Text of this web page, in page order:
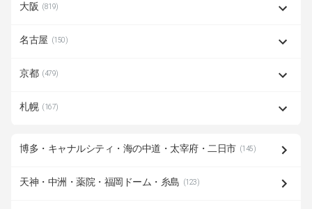
大阪 (819)
名古屋 (150)
京都 (479)
札幌 (167)
博多・キャナルシティ・海の中道・太宰府・二日市 (145)
天神・中洲・薬院・福岡ドーム・糸島 (123)